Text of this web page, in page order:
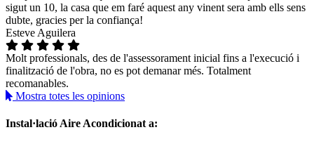
sigut un 10, la casa que em faré aquest any vinent sera amb ells sens
dubte, gracies per la confiança!
Esteve Aguilera
Molt professionals, des de l'assessorament inicial fins a l'execució i
finalització de l'obra, no es pot demanar més. Totalment
recomanables.
Mostra totes les opinions
Instal·lació Aire Acondicionat a: